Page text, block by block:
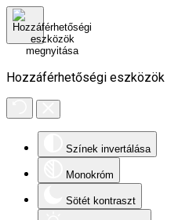
Hozzáférhetőségi eszközök
Színek invertálása
Monokróm
Sötét kontraszt